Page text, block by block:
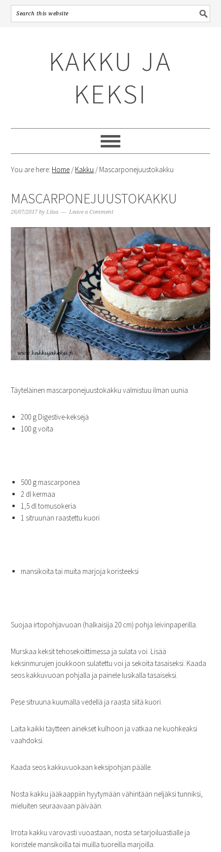
KAKKU JA
KEKSI
You are here: Home /Kakku /Mascarponejuustokakku
MASCARPONEJUUSTOKAKKU
26/07/2017 byLiisa Leave a Comment
Täyteläinen mascarponejuustokakku valmistuu ilman uunia.
200 g Digestive-keksejä
100 g voita
500 g mascarponea
2 dl kermaa
1,5 dl tomusokeria
1 sitruunan raastettu kuori
mansikoita tai muita marjoja koristeeksi
Suojaa irtopohjavuoan (halkaisija 20 cm) pohja leivinpaperilla.
Murskaa keksit tehosekoittimessa ja sulata voi. Lisää
keksinmurujen joukkoon sulatettu voi ja sekoita tasaiseksi. Kaada
seos kakkuvuoan pohjalla ja painele lusikalla tasaiseksi.
Pese sitruuna kuumalla vedellä ja raasta siitä kuori.
Laita kaikki täytteen ainekset kulhoon ja vatkaa ne kuohkeaksi
vaahdoksi.
Kaada seos kakkuvuokaan keksipohjan päälle.
Nosta kakku jääkaappiin hyytymään vähintään neljäksi tunniksi,
mieluiten seuraavaan päivään.
Irrota kakku varovasti vuoastaan, nosta se tarjoiluastialle ja
koristele mansikoilla tai muilla tuoreilla marjoilla.